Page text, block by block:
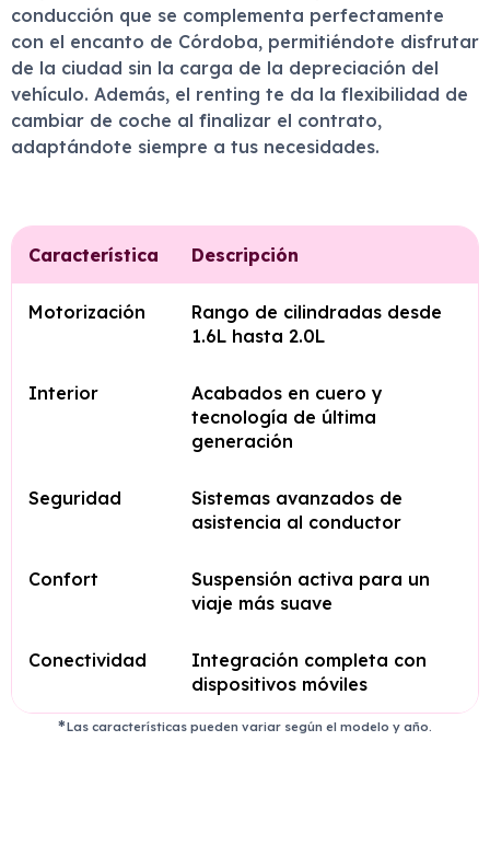
conducción que se complementa perfectamente
con el encanto de Córdoba, permitiéndote disfrutar
de la ciudad sin la carga de la depreciación del
vehículo. Además, el renting te da la flexibilidad de
cambiar de coche al finalizar el contrato,
adaptándote siempre a tus necesidades.
Característica Descripción
Motorización
Rango de cilindradas desde
1.6L hasta 2.0L
Interior
Acabados en cuero y
tecnología de última
generación
Seguridad
Sistemas avanzados de
asistencia al conductor
Confort
Suspensión activa para un
viaje más suave
Conectividad
Integración completa con
dispositivos móviles
Las características pueden variar según el modelo y año.